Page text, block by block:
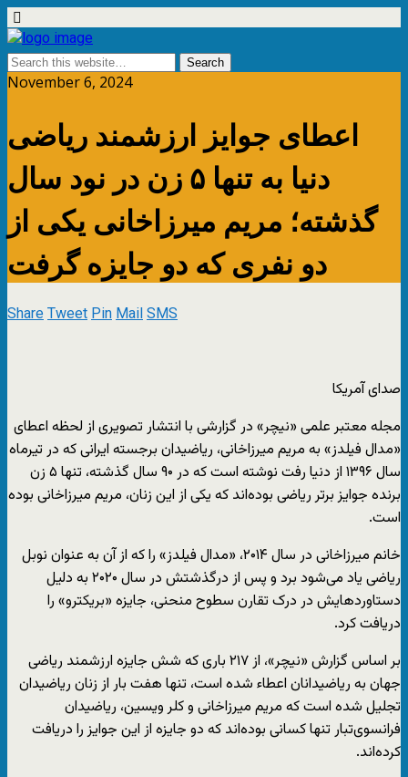
November 6, 2024
اعطای جوایز ارزشمند ریاضی
دنیا به تنها ۵ زن در نود سال
گذشته؛ مریم میرزاخانی یکی از
دو نفری که دو جایزه گرفت
ShareTweetPinMailSMS
صدای آمریکا
مجله معتبر علمی «نیچر» در گزارشی با انتشار تصویری از لحظه اعطای
«مدال فیلدز» به مریم میرزاخانی، ریاضیدان برجسته ایرانی که در تیرماه
سال ۱۳۹۶ از دنیا رفت نوشته است که در ۹۰ سال گذشته، تنها ۵ زن
برنده جوایز برتر ریاضی بوده‌اند که یکی از این زنان، مریم میرزاخانی بوده
است.
خانم میرزاخانی در سال ۲۰۱۴، «مدال فیلدز» را که از آن به عنوان نوبل
ریاضی یاد می‌شود برد و پس از درگذشتش در سال ۲۰۲۰ به دلیل
دستاوردهایش در درک تقارن سطوح منحنی، جایزه «بریکترو» را
دریافت کرد.
بر اساس گزارش «نیچر»، از‌ ۲۱۷ باری که شش جایزه ارزشمند ریاضی
جهان به ریاضیدانان اعطاء شده است، تنها هفت بار از زنان ریاضیدان
تجلیل شده است که مریم میرزاخانی و کلر ویسین، ریاضیدان
فرانسوی‌تبار تنها کسانی بوده‌اند که دو جایزه از این جوایز را دریافت
کرده‌اند.